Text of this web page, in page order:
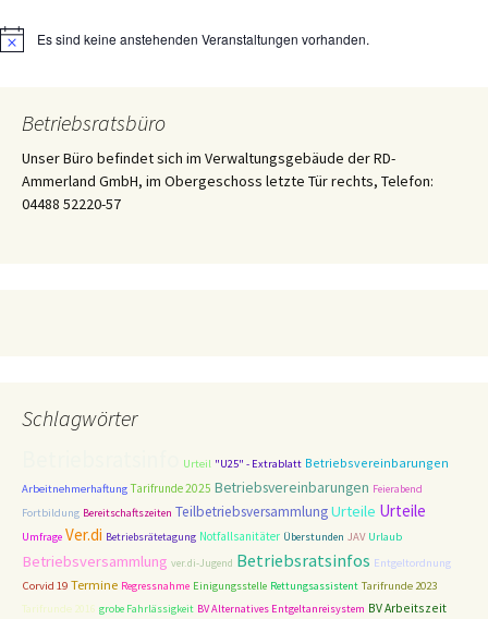
HinweisEs sind keine anstehenden Veranstaltungen vorhanden.
Betriebsratsbüro
Unser Büro befindet sich im Verwaltungsgebäude der RD-
Ammerland GmbH, im Obergeschoss letzte Tür rechts, Telefon:
04488 52220-57
Schlagwörter
Urteil "U25" - Extrablatt Betriebsvereinbarungen
Arbeitnehmerhaftung Tarifrunde 2025 Betriebsvereinbarungen Feierabend
Fortbildung Bereitschaftszeiten TeilbetriebsversammlungUrteile Urteile
Umfrage Ver.di Betriebsrätetagung Notfallsanitäter Überstunden JAV Urlaub
Betriebsversammlung ver.di-Jugend Betriebsratsinfos Entgeltordnung
Corvid 19 Termine Regressnahme Einigungsstelle Rettungsassistent Tarifrunde 2023
Tarifrunde 2016 grobe Fahrlässigkeit BV Alternatives Entgeltanreisystem BV Arbeitszeit